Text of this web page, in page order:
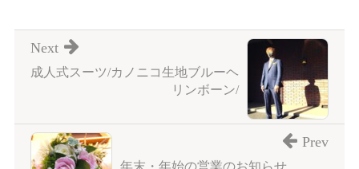
成人式スーツ/カノニコ生地ブルーヘ
リンボーン/
Next
Prev